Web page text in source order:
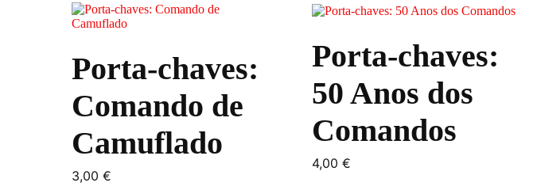
Porta-chaves:
Comando de
Camuflado
3,00 €
Porta-chaves:
50 Anos dos
Comandos
4,00€